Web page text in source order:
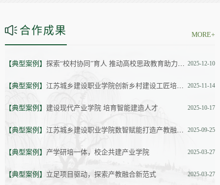
合作成果 MORE+
【典型案例】 2025-12-10
探索“校村协同”育人 推动高校思政教育助力新时代乡村振兴
【典型案例】 2025-11-14
江苏城乡建设职业学院创新乡村建设工匠培育模式
【典型案例】 2025-10-17
建设现代产业学院 培育智能建造人才
【典型案例】 2025-09-25
江苏城乡建设职业学院数智赋能打造产教融合新范式
【典型案例】 2025-03-27
产学研培一体，校企共建产业学院
【典型案例】 2025-03-27
立足项目驱动，探索产教融合新范式